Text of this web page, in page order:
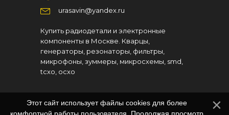
urasavin@yandex.ru
Купить радиодетали и электронные
компоненты в Москве. Кварцы,
генераторы, резонаторы, фильтры,
микрофоны, зуммеры, микросхемы, smd,
tcxo, ocxo
Этот сайт использует файлы cookies для более